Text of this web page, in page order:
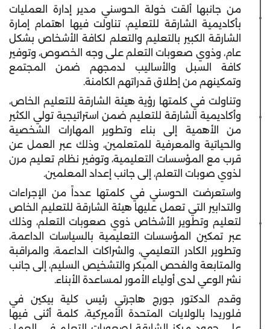
من جانبها ألقت خولة الحوسني مدير إدارة العمليات
بأكاديمية الشارقة للتعليم، تناولت فيها اهتمام إمارة
الشارقة الكبير بالتعليم والتعلم لكافة الأشخاص بشكل
عام، وذوي صعوبات التعلم على وجه الخصوص، وتوفير
كافة السبل والأساليب لدمجهم ضمن المجتمع
وتمكينهم من إطلاق قدراتهم الكامنة.
وتناولت في كلمتها رؤية هيئة الشارقة للتعليم الخاص،
وأكاديمية الشارقة للتعليم ضمن استراتيجية تولي الكثير
من الأهمية إلى بناء وتطوير المهارات الشخصية
والحياتية والمعرفية للمتعلمين، وذلك عبر العمل عن
قرب مع المؤسسات التعليمية، وتوفير نظام تعليم مرن
لذوي صوبات التعلم، إلى جانب إعداد المعلمين.
واستعرضت الحوسني في كلمتها عدداً من الإجراءات
والتدابير التي تعمل عليها هيئة الشارقة للتعليم الخاص
لتعليم وتطوير الأشخاص ذوي صعوبات التعلم، وذلك
عبر تمكين المؤسسات التعليمية بالسياسات الداعمة،
وتطوير الكادر التعليمي، والشراكات الداعمة، والمراقبة
والمتابعة والفحص المبكر والتشخيص السليم، إلى جانب
نشر الوعي لدى أولياء الأمور لمساعدة الأبناء.
وقدم الدكتور جورج هاجرتي رئيس كلية بيكين في
فلوريدا بالولايات المتحدة الأميركية، كلمة أثنى فيها